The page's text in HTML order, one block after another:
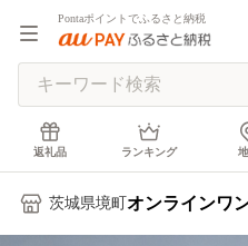
Pontaポイントでふるさと納税
返礼品 ランキング
茨城県境町 オンラインワ